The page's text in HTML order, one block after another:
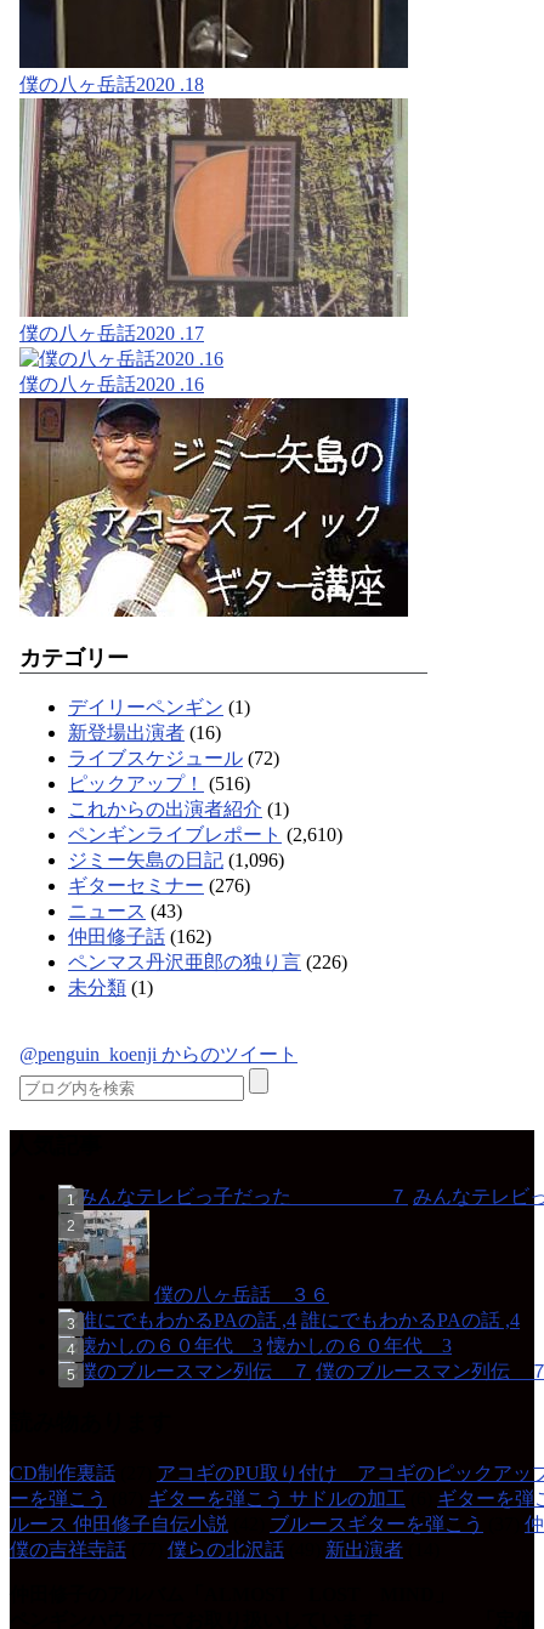
僕の八ヶ岳話2020 .18
僕の八ヶ岳話2020 .17
僕の八ヶ岳話2020 .16
カテゴリー
デイリーペンギン (1)
新登場出演者 (16)
ライブスケジュール (72)
ピックアップ！
(516)
これからの出演者紹介 (1)
ペンギンライブレポート (2,610)
ジミー矢島の日記 (1,096)
ギターセミナー (276)
ニュース (43)
仲田修子話 (162)
ペンマス丹沢亜郎の独り言 (226)
未分類 (1)
@penguin_koenji からのツイート
みんなテ
僕の八ヶ岳話 ３６
誰にでもわかるPAの話 ,4
懐かしの６０年代 3
僕のブルースマン列伝
CD制作裏話
アコギのPU取り付け アコギのピックアッ
ーを弾こう
ギターを弾こう サドルの加工
ギターを弾
ルース 仲田修子自伝小説
ブルースギターを弾こう
僕の吉祥寺話
僕らの北沢話 新出演者